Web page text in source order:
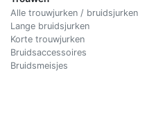
Alle trouwjurken / bruidsjurken
Lange bruidsjurken
Korte trouwjurken
Bruidsaccessoires
Bruidsmeisjes